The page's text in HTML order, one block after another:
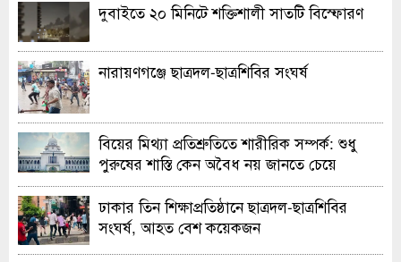
দুবাইতে ২০ মিনিটে শক্তিশালী সাতটি বিস্ফোরণ
নারায়ণগঞ্জে ছাত্রদল-ছাত্রশিবির সংঘর্ষ
বিয়ের মিথ্যা প্রতিশ্রুতিতে শারীরিক সম্পর্ক: শুধু
পুরুষের শাস্তি কেন অবৈধ নয় জানতে চেয়ে
হাইকোর্টের রুল
ঢাকার তিন শিক্ষাপ্রতিষ্ঠানে ছাত্রদল-ছাত্রশিবির
সংঘর্ষ, আহত বেশ কয়েকজন